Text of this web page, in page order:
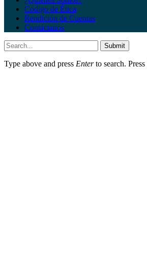
Código de Ética
Rendición de Cuentas
Contáctanos
Submit
Type above and press Enterto search. Press